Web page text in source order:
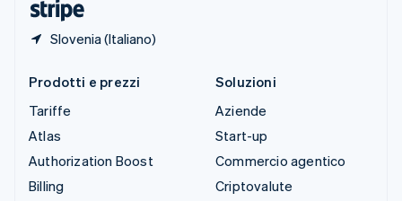
Slovenia (Italiano)
Prodotti e prezzi
Tariffe
Atlas
Authorization Boost
Billing
Soluzioni
Aziende
Start-up
Commercio agentico
Criptovalute